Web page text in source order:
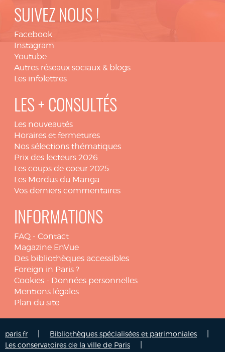
SUIVEZ NOUS !
Facebook
Instagram
Youtube
Autres réseaux sociaux & blogs
Les infolettres
LES + CONSULTÉS
Les nouveautés
Horaires et fermetures
Nos sélections thématiques
Prix des lecteurs 2026
Les coups de coeur 2025
Les Mordus du Manga
Vos derniers commentaires
INFORMATIONS
FAQ - Contact
Magazine EnVue
Des bibliothèques accessibles
Foreign in Paris ?
Cookies - Données personnelles
Mentions légales
Plan du site
paris.fr Bibliothèques spécialisées et patrimoniales
Les conservatoires de la ville de Paris